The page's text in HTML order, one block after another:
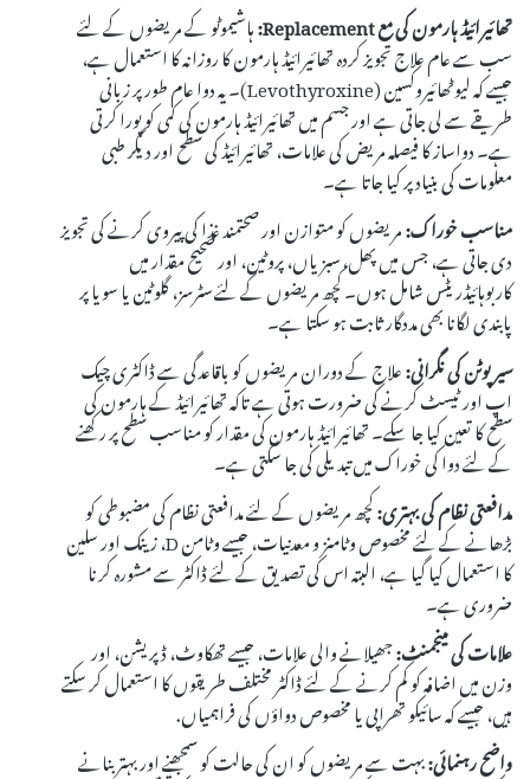
تھائیرائیڈ ہارمون کی مع Replacement:
ہاشیموٹو کے مریضوں کے لئے
سب سے عام علاج تجویز کردہ تھائیرائیڈ ہارمون کا روزانہ کا استعمال ہے،
جیسے کہ لیوٹھائیروکسین (Levothyroxine)۔ یہ دوا عام طور پر زبانی
طریقے سے لی جاتی ہے اور جسم میں تھائیرائیڈ ہارمون کی کمی کو پورا کرتی
ہے۔ دواساز کا فیصلہ مریض کی علامات، تھائیرائیڈ کی سطح اور دیگر طبی
معلومات کی بنیاد پر کیا جاتا ہے۔
مناسب خوراک:مریضوں کو متوازن اور صحتمند غذا کی پیروی کرنے کی تجویز
دی جاتی ہے، جس میں پھل، سبزیاں، پروٹین، اور صحیح مقدار میں
کاربوہائیڈریٹس شامل ہوں۔ کچھ مریضوں کے لئے سٹرسز، گلوٹین یا سویا پر
پابندی لگانا بھی مددگار ثابت ہو سکتا ہے۔
سیرپوٹن کی نگرانی:علاج کے دوران مریضوں کو باقاعدگی سے ڈاکٹری چیک
اپ اور ٹیسٹ کرنے کی ضرورت ہوتی ہے تاکہ تھائیرائیڈ کے ہارمون کی
سطح کا تعین کیا جا سکے۔ تھائیرائیڈ ہارمون کی مقدار کو مناسب سطح پر رکھنے
کے لئے دوا کی خوراک میں تبدیلی کی جا سکتی ہے۔
مدافعتی نظام کی بہتری:کچھ مریضوں کے لئے مدافعتی نظام کی مضبوطی کو
بڑھانے کے لئے مخصوص وٹامنز و معدنیات، جیسے وٹامن D، زینک اور سلین
کا استعمال کیا گیا ہے، البتہ اس کی تصدیق کے لئے ڈاکٹر سے مشورہ کرنا
ضروری ہے۔
علامات کی مینجمنٹ:جھیلانے والی علامات، جیسے تھکاوٹ، ڈپریشن، اور
وزن میں اضافہ کو کم کرنے کے لئے ڈاکٹر مختلف طریقوں کا استعمال کر سکتے
ہیں، جیسے کہ سائیکو تھراپی یا مخصوص دواؤں کی فراہمیاں.
واضح رہنمائی:بہت سے مریضوں کو ان کی حالت کو سمجھنے اور بہتر بنانے